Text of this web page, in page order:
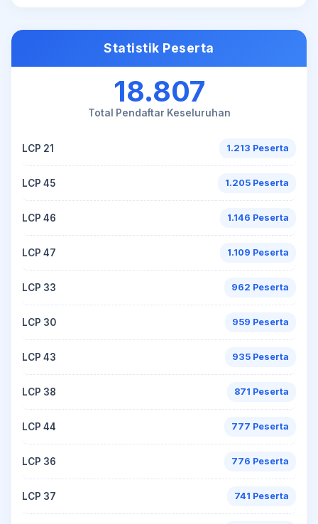
Statistik Peserta
18.807
Total Pendaftar Keseluruhan
LCP 21 1.213 Peserta
LCP 45 1.205 Peserta
LCP 46 1.146 Peserta
LCP 47 1.109 Peserta
LCP 33 962 Peserta
LCP 30 959 Peserta
LCP 43 935 Peserta
LCP 38 871 Peserta
LCP 44 777 Peserta
LCP 36 776 Peserta
LCP 37 741 Peserta